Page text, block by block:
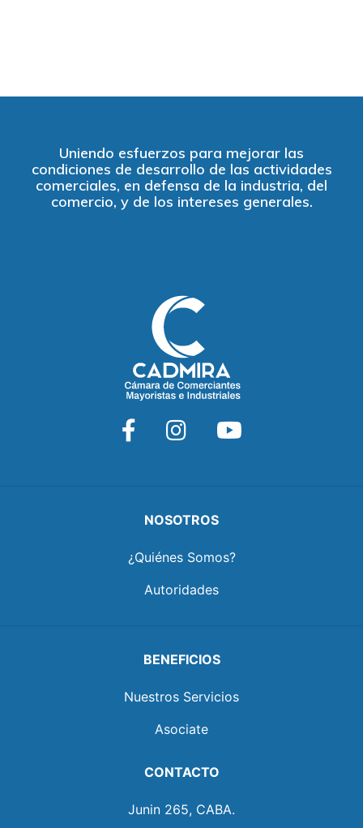
Uniendo esfuerzos para mejorar las
condiciones de desarrollo de las actividades
comerciales, en defensa de la industria, del
comercio, y de los intereses generales.
NOSOTROS
¿Quiénes Somos?
Autoridades
BENEFICIOS
Nuestros Servicios
Asociate
CONTACTO
Junin 265, CABA.